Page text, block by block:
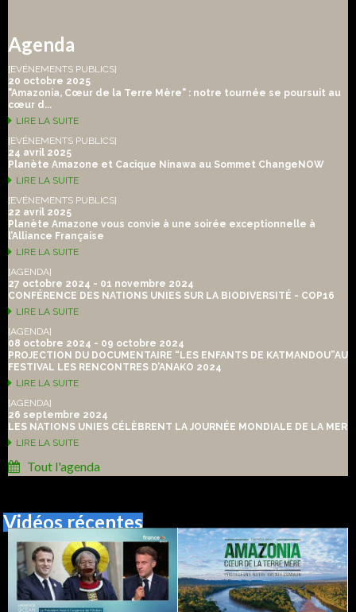
Agenda
[EVÉNEMENTS PUBLICS]
20 octobre 2025
"Amazonia, Cœur de la Terre Mère" : notre tournée se poursuit au
cœur d...
LIRE LA SUITE
[EVÉNEMENTS PUBLICS]
24 avril 2025
Planète Amazone et Cacique Ninawa au Sommet ChangeNOW
LIRE LA SUITE
[EVÉNEMENTS PUBLICS]
22 avril 2025
Planète Amazone vous convie à une soirée exceptionnelle à
l’Alliance Française
LIRE LA SUITE
[AGENDA]
27 octobre 2024 - 01 novembre 2024
CONFÉRENCE DES NATIONS UNIES SUR LA BIODIVERSITÉ - COP16
LIRE LA SUITE
[AGENDA]
08 octobre 2024 - 09 octobre 2024
PROJECTION DU DOCUMENTAIRE “LES ENFANTS DE KATMANDOU”AU
FESTIVAL LES RENCONTRES D’ANAKO 2024
LIRE LA SUITE
[AGENDA]
26 septembre 2024
LES NATIONS UNIES CÉLÈBRENT LA JOURNÉE MONDIALE DE LA MER
LIRE LA SUITE
Tout l'agenda
Vidéos récentes